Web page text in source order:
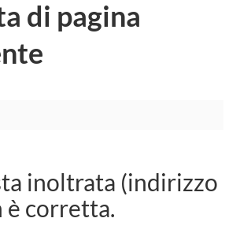
di pagina
inoltrata (indirizzo
è corretta.